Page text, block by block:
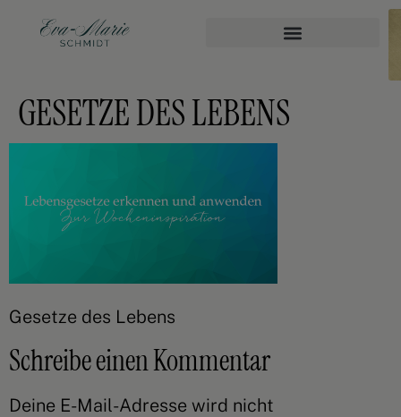
GESETZE DES LEBENS
Gesetze des Lebens
Schreibe einen Kommentar
Deine E-Mail-Adresse wird nicht